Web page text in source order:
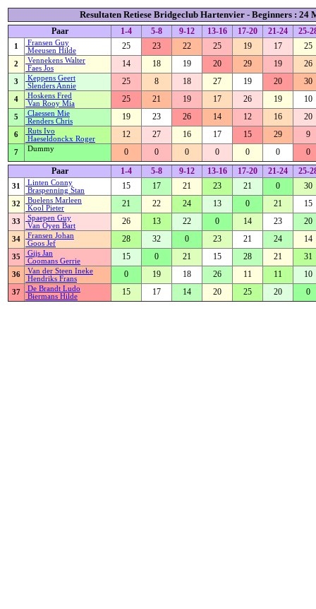
Resultaten Retiese Bridgeclub Hartenvier - Beginners : 24
Paar 1-4 5-8 9-12 13-16 17-20 21-24 25-
1
Fransen Guy
Meeusen Hilde
25 23 22 25 19 17 25
2
Vennekens Walter
Faes Jos
14 18 19 20 29 19 26
3
Keppens Geert
Slenders Annie
25 8 18 27 19 20 30
4
Hoskens Fred
Van Rooy Mia
25 21 19 17 26 19 10
5
Claessen Mie
Renders Chris
19 23 26 14 12 16 20
6
Ruts Ivo
Haeseldonckx Roger
12 27 16 17 15 29 9
7 Dummy 0 0 0 0 0 0
0
Paar
1-4 5-8 9-12 13-16 17-20 21-24 25-
31
Linten Conny
Braspenning Stan
15 17 21 23 21 0 30
32
Buelens Marleen
Kool Pieter
21 22 24 13 0 21 15
33
Spaepen Guy
Van Oyen Bart
26 13 22 0 14 23 20
34
Fransen Johan
Goos Jef
28 32 0 23 21 24 14
35
Gijs Jan
Coomans Gerrie
15 0 21 15 28 21 31
36
Van der Steen Ineke
Hendriks Frans
0 19 18 26 11 11 10
37
De Brandt Ludo
Biermans Hilde
15 17 14 20 25 20 0